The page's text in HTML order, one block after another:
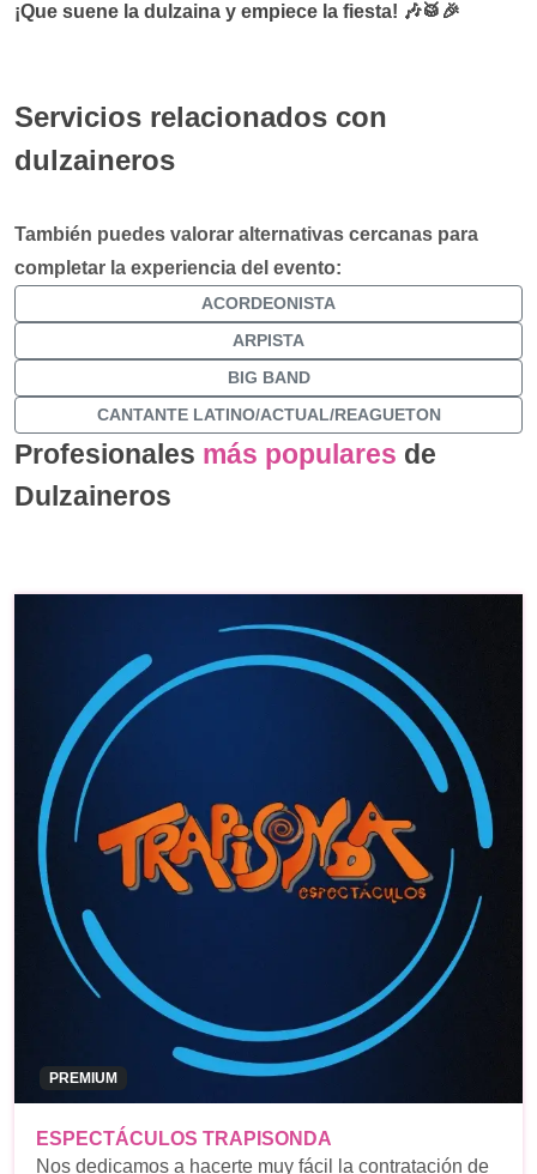
¡Que suene la dulzaina y empiece la fiesta! 🎶🥁🎉
Servicios relacionados con
dulzaineros
También puedes valorar alternativas cercanas para
completar la experiencia del evento:
ACORDEONISTA
ARPISTA
BIG BAND
CANTANTE LATINO/ACTUAL/REAGUETON
Profesionales más populares de
Dulzaineros
PREMIUM
ESPECTÁCULOS TRAPISONDA
Nos dedicamos a hacerte muy fácil la contratación de